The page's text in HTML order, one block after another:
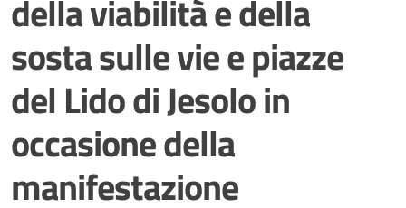
della viabilità e della
sosta sulle vie e piazze
del Lido di Jesolo in
occasione della
manifestazione